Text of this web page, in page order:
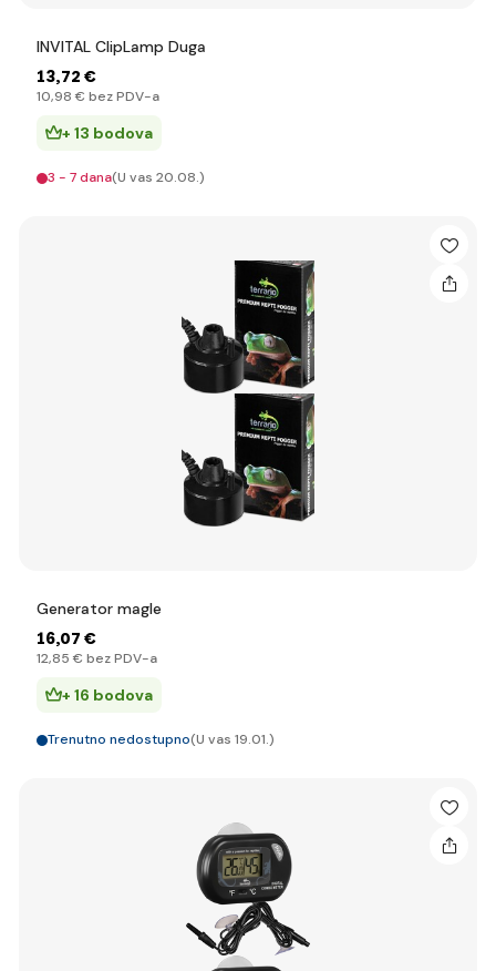
INVITAL ClipLamp Duga
13,72 €
10,98 € bez PDV-a
+ 13 bodova
3 - 7 dana(U vas 20.08.)
Generator magle
16,07 €
12,85 € bez PDV-a
+ 16 bodova
Trenutno nedostupno(U vas 19.01.)